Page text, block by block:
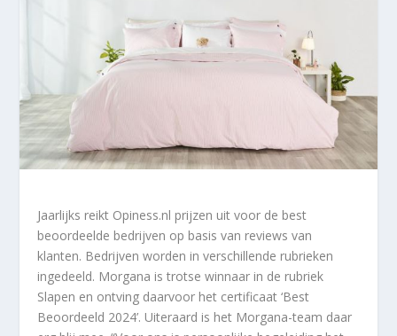
Jaarlijks reikt Opiness.nl prijzen uit voor de best
beoordeelde bedrijven op basis van reviews van
klanten. Bedrijven worden in verschillende rubrieken
ingedeeld. Morgana is trotse winnaar in de rubriek
Slapen en ontving daarvoor het certificaat ‘Best
Beoordeeld 2024’. Uiteraard is het Morgana-team daar